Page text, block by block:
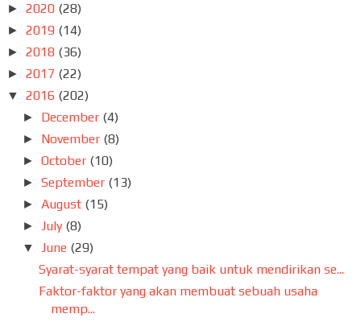
► 2020 (28)
► 2019 (14)
► 2018 (36)
► 2017 (22)
▼ 2016 (202)
► December (4)
► November (8)
►October (10)
►September (13)
►August (15)
► July (8)
▼ June (29)
Syarat-syarat tempat yang baik untuk mendirikan se...
Faktor-faktor yang akan membuat sebuah usaha
memp...